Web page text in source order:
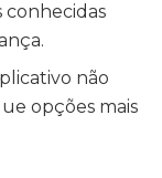
conhecidas
não
opções mais